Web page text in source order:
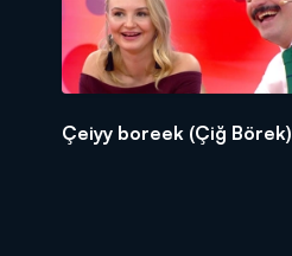
Çeiyy boreek (Çiğ Börek)